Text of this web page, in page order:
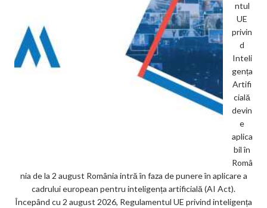
ntul
UE
privin
d
Inteli
gența
Artifi
cială
devin
e
aplica
bil în
Româ
nia de la 2 august România intră în faza de punere în aplicare a
cadrului european pentru inteligența artificială (AI Act).
Începând cu 2 august 2026, Regulamentul UE privind inteligența